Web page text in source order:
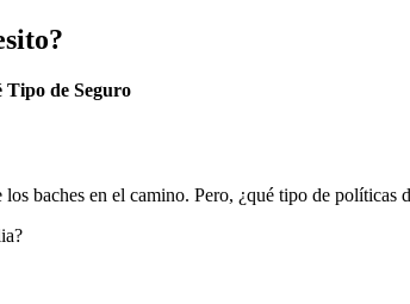
Tipo de Seguro
baches en el camino. Pero, ¿qué tipo de políticas